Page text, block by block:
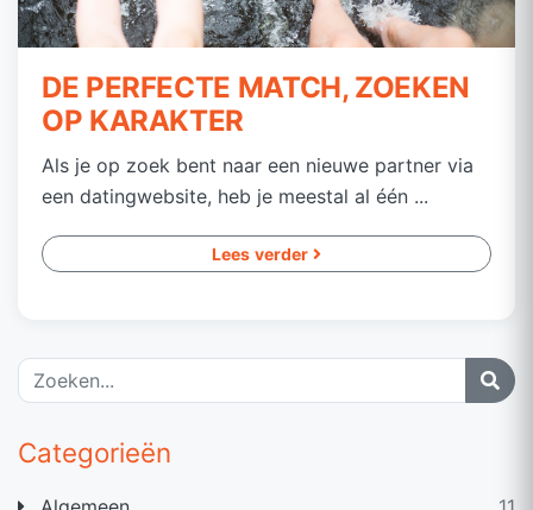
Categorieën
DE PERFECTE MATCH, ZOEKEN
OP KARAKTER
Als je op zoek bent naar een nieuwe partner via
een datingwebsite, heb je meestal al één ...
Lees verder